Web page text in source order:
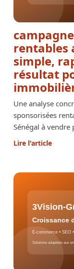
rentables
simple,
résultat
Une analyse
sponsorisées
Sénégal à
Lire l'article